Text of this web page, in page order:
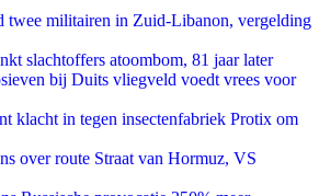
twee militairen in Zuid-Libanon, vergelding
slachtoffers atoombom, 81 jaar later
bij Duits vliegveld voedt vrees voor
klacht in tegen insectenfabriek Protix om
over route Straat van Hormuz, VS